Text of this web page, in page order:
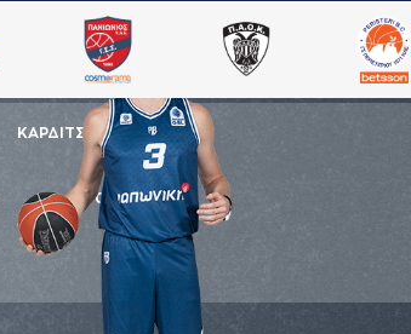
ΚΑΡΔΙΤΣΑ ΙΑΠΩΝΙΚΗ
PF
01-01-1998
ΗΠΑ
2,04 μ.